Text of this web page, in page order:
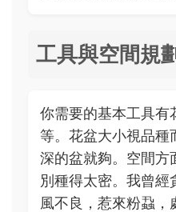
工具與空間規
你需要的基本工具有
等。花盆大小視品種
深的盆就夠。空間方
別種得太密。我曾經
風不良，惹來粉蝨，